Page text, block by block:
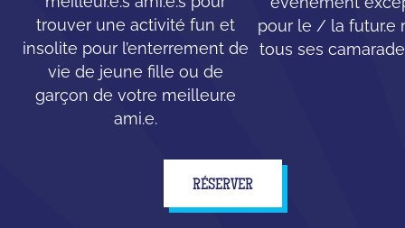
trouver une activité fun et
insolite pour l’enterrement de
vie de jeune fille ou de
garçon de votre meilleur.e
ami.e.
pour le / la futur.e
tous ses
RÉSERVER